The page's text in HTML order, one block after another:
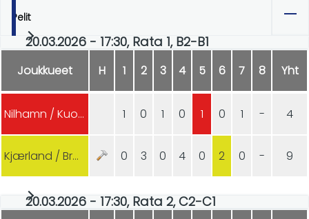
Ensisijaiset
välilehdet
Pelit
20.03.2026 - 17:30, Rata 1, B2-B1
Joukkueet H 1 2 3 4 5 6 7 8 Yht
Nilhamn / Kuosmanen (FIN) 1 0 1 0 1 0 1 - 4
Kjærland / Brænden (NOR) 0 3 0 4 0 2 0 - 9
20.03.2026 - 17:30, Rata 2, C2-C1